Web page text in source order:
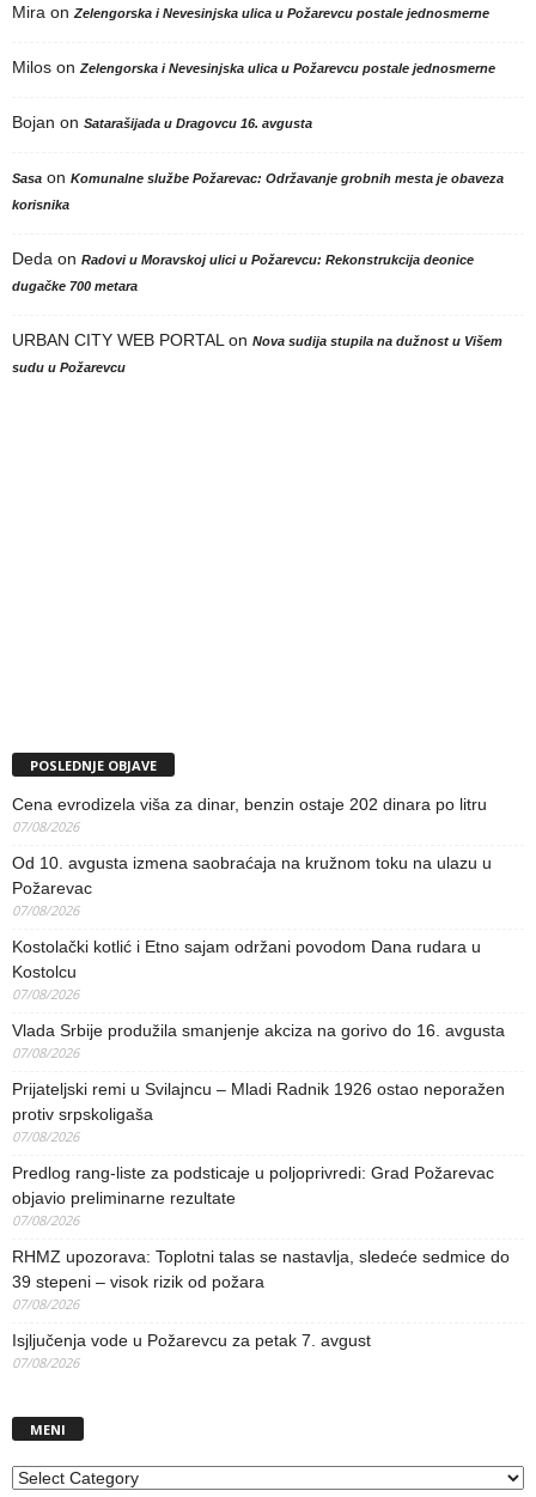
Mira on Zelengorska i Nevesinjska ulica u Požarevcu postale jednosmerne
Milos on Zelengorska i Nevesinjska ulica u Požarevcu postale jednosmerne
Bojan on Satarašijada u Dragovcu 16. avgusta
Sasa on Komunalne službe Požarevac: Održavanje grobnih mesta je obaveza
korisnika
Deda on Radovi u Moravskoj ulici u Požarevcu: Rekonstrukcija deonice
dugačke 700 metara
URBAN CITY WEB PORTAL on Nova sudija stupila na dužnost u Višem
sudu u Požarevcu
POSLEDNJE OBJAVE
Cena evrodizela viša za dinar, benzin ostaje 202 dinara po litru
07/08/2026
Od 10. avgusta izmena saobraćaja na kružnom toku na ulazu u
Požarevac
07/08/2026
Kostolački kotlić i Etno sajam održani povodom Dana rudara u
Kostolcu
07/08/2026
Vlada Srbije produžila smanjenje akciza na gorivo do 16. avgusta
07/08/2026
Prijateljski remi u Svilajncu – Mladi Radnik 1926 ostao neporažen
protiv srpskoligaša
07/08/2026
Predlog rang-liste za podsticaje u poljoprivredi: Grad Požarevac
objavio preliminarne rezultate
07/08/2026
RHMZ upozorava: Toplotni talas se nastavlja, sledeće sedmice do
39 stepeni – visok rizik od požara
07/08/2026
Isjljučenja vode u Požarevcu za petak 7. avgust
07/08/2026
MENI
MENI